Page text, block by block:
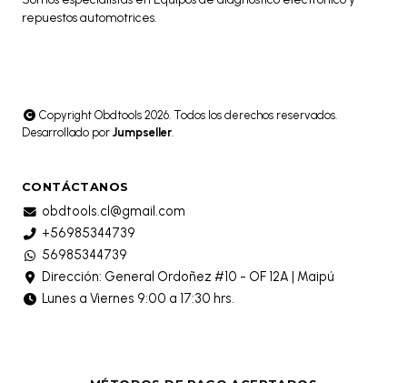
repuestos automotrices.
Copyright Obdtools 2026. Todos los derechos reservados.
Desarrollado por Jumpseller.
CONTÁCTANOS
obdtools.cl@gmail.com
+56985344739
56985344739
Dirección: General Ordoñez #10 - OF 12A | Maipú
Lunes a Viernes 9:00 a 17:30 hrs.